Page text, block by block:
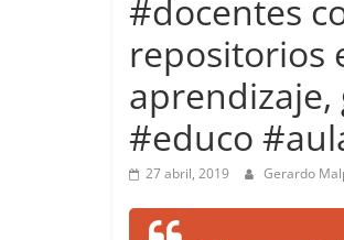
Learn
Do
more.
more.
#docentes
repositorios
aprendizaje,
#educo
27 abril, 2019 Gerardo